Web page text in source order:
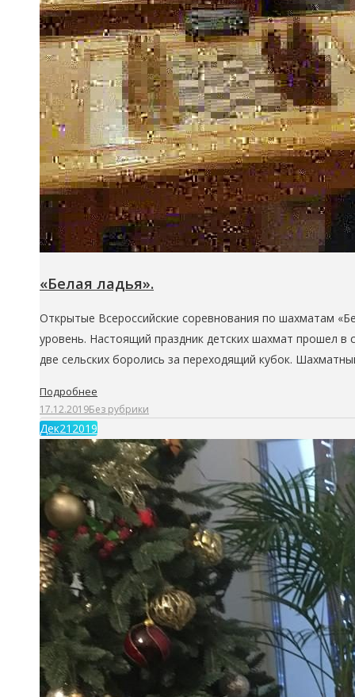
«Белая ладья».
Открытые Всероссийские соревнования по шахматам
уровень. Настоящий праздник детских шахмат прошел
две сельских боролись за переходящий кубок.
Подробнее
17.12.2019Без рубрики
Дек21 2019